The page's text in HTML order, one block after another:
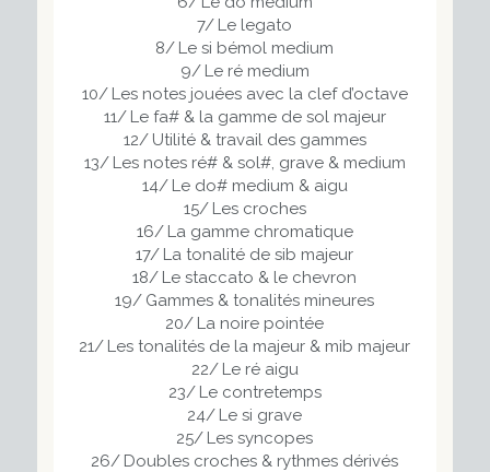
7/ Le legato
8/ Le si bémol medium
9/ Le ré medium
10/ Les notes jouées avec la clef d’octave
11/ Le fa# & la gamme de sol majeur
12/ Utilité & travail des gammes
13/ Les notes ré# & sol#, grave & medium
14/ Le do# medium & aigu
15/ Les croches
16/ La gamme chromatique
17/ La tonalité de sib majeur
18/ Le staccato & le chevron
19/ Gammes & tonalités mineures
20/ La noire pointée
21/ Les tonalités de la majeur & mib majeur
22/ Le ré aigu
23/ Le contretemps
24/ Le si grave
25/ Les syncopes
26/ Doubles croches & rythmes dérivés